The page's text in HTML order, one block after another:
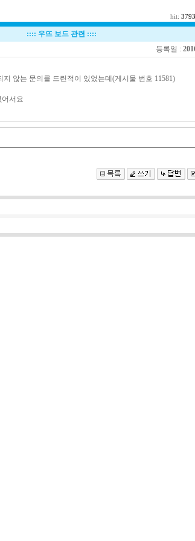
hit: 3793
:::: 우뜨 보드 관련 ::::
등록일 :
않는 문의를 드린적이 있었는데(게시물 번호 11581)
서요